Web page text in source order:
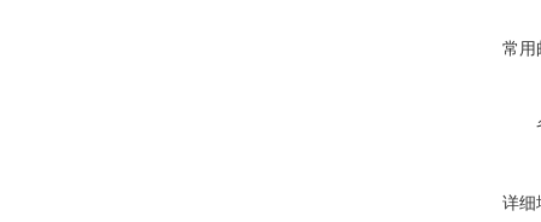
常用
详细